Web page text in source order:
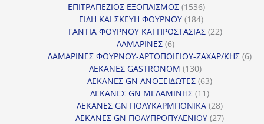
ΕΠΙΤΡΑΠΕΖΙΟΣ ΕΞΟΠΛΙΣΜΟΣ 15361536
προϊόντα
ΕΙΔΗ ΚΑΙ ΣΚΕΥΗ ΦΟΥΡΝΟΥ 184184
προϊόντα
ΓΑΝΤΙΑ ΦΟΥΡΝΟΥ ΚΑΙ ΠΡΟΣΤΑΣΙΑΣ 2222
ΛΑΜΑΡΙΝΕΣ 66
προϊόντα
ΛΑΜΑΡΙΝΕΣ ΦΟΥΡΝΟΥ-ΑΡΤΟΠΟΙΕΙΟΥ-ΖΑΧΑΡ/ΚΗΣ 66
ΛΕΚΑΝΕΣ GASTRONOM 130130
προϊόντα
ΛΕΚΑΝΕΣ GN ΑΝΟΞΕΙΔΩΤΕΣ 6363
ΛΕΚΑΝΕΣ GN ΜΕΛΑΜΙΝΗΣ 1111
προϊόντα
ΛΕΚΑΝΕΣ GN ΠΟΛΥΚΑΡΜΠΟΝΙΚΑ 2828
προϊόντα
ΛΕΚΑΝΕΣ GN ΠΟΛΥΠΡΟΠΥΛΕΝΙΟΥ 2727